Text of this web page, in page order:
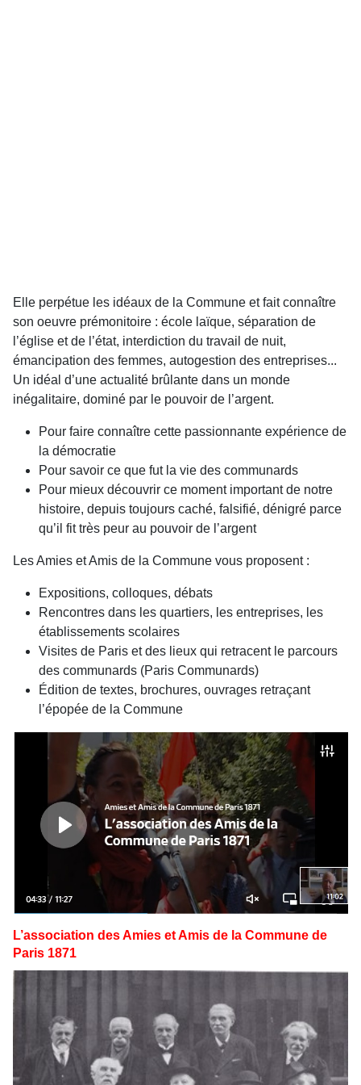
Elle perpétue les idéaux de la Commune et fait connaître
son oeuvre prémonitoire : école laïque, séparation de
l’église et de l’état, interdiction du travail de nuit,
émancipation des femmes, autogestion des entreprises...
Un idéal d’une actualité brûlante dans un monde
inégalitaire, dominé par le pouvoir de l’argent.
Pour faire connaître cette passionnante expérience de
la démocratie
Pour savoir ce que fut la vie des communards
Pour mieux découvrir ce moment important de notre
histoire, depuis toujours caché, falsifié, dénigré parce
qu’il fit très peur au pouvoir de l’argent
Les Amies et Amis de la Commune vous proposent :
Expositions, colloques, débats
Rencontres dans les quartiers, les entreprises, les
établissements scolaires
Visites de Paris et des lieux qui retracent le parcours
des communards (Paris Communards)
Édition de textes, brochures, ouvrages retraçant
l’épopée de la Commune
L’association des Amies et Amis de la Commune de
Paris 1871